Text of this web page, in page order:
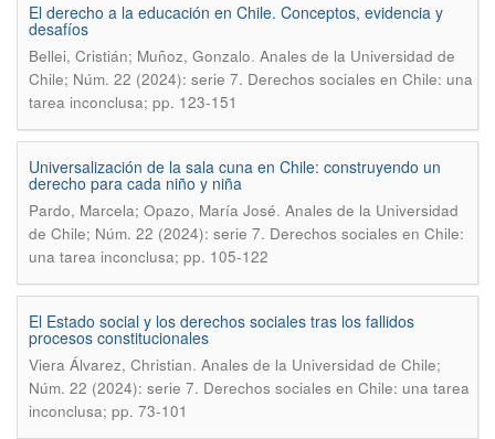
El derecho a la educación en Chile. Conceptos, evidencia y
desafíos
Bellei, Cristián; Muñoz, Gonzalo. Anales de la Universidad de
Chile; Núm. 22 (2024): serie 7. Derechos sociales en Chile: una
tarea inconclusa; pp. 123-151
Universalización de la sala cuna en Chile: construyendo un
derecho para cada niño y niña
Pardo, Marcela; Opazo, María José. Anales de la Universidad
de Chile; Núm. 22 (2024): serie 7. Derechos sociales en Chile:
una tarea inconclusa; pp. 105-122
El Estado social y los derechos sociales tras los fallidos
procesos constitucionales
Viera Álvarez, Christian. Anales de la Universidad de Chile;
Núm. 22 (2024): serie 7. Derechos sociales en Chile: una tarea
inconclusa; pp. 73-101